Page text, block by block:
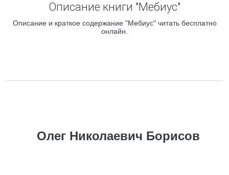
Описание книги "Мебиус"
Описание и краткое содержание "Мебиус" читать бесплатно
онлайн.
Олег Николаевич Борисов